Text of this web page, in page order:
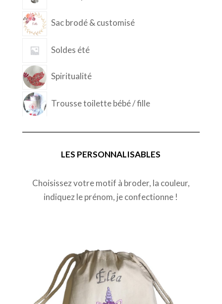
Sac brodé & customisé
Soldes été
Spiritualité
Trousse toilette bébé / fille
LES PERSONNALISABLES
Choisissez votre motif à broder, la couleur,
indiquez le prénom, je confectionne !